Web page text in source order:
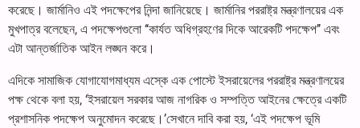
করেছে। জার্মানিও এই পদক্ষেপের নিন্দা জানিয়েছে। জার্মানির পররাষ্ট্র মন্ত্রণালয়ের এক
মুখপাত্র বলেছেন, এ পদক্ষেপগুলো ‘‘কার্যত অধিগ্রহণের দিকে আরেকটি পদক্ষেপ’’ এবং
এটা আন্তর্জাতিক আইন লঙ্ঘন করে।
এদিকে সামাজিক যোগাযোগমাধ্যম এস্কে এক পোস্টে ইসরায়েলের পররাষ্ট্র মন্ত্রণালয়ের
পক্ষ থেকে বলা হয়, ‘ইসরায়েল সরকার আজ নাগরিক ও সম্পত্তি আইনের ক্ষেত্রে একটি
প্রশাসনিক পদক্ষেপ অনুমোদন করেছে।’সেখানে দাবি করা হয়, ‘এই পদক্ষেপ ভূমি